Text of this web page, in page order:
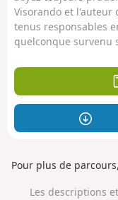
Visorando et l'auteur
tenus responsables
quelconque survenu
Pour plus de
Les descriptions